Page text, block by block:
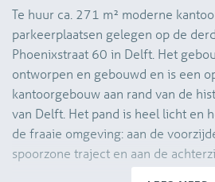
Te huur ca. 271 m² moderne
parkeerplaatsen gelegen op de
Phoenixstraat 60 in Delft. Het
ontworpen en gebouwd en is een
kantoorgebouw aan rand van de
van Delft. Het pand is heel licht en
de fraaie omgeving: aan de
spoorzone traject en aan de